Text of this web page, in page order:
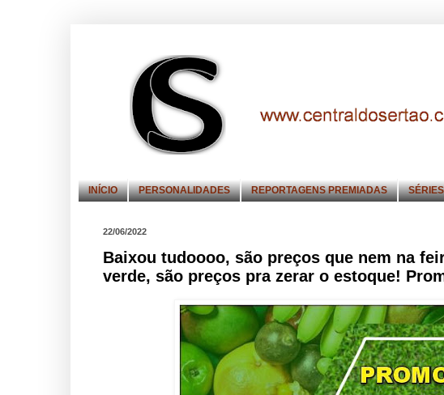
INÍCIO PERSONALIDADES REPORTAGENS PREMIADAS
22/06/2022
Baixou tudoooo, são preços que nem na
verde, são preços pra zerar o estoque!